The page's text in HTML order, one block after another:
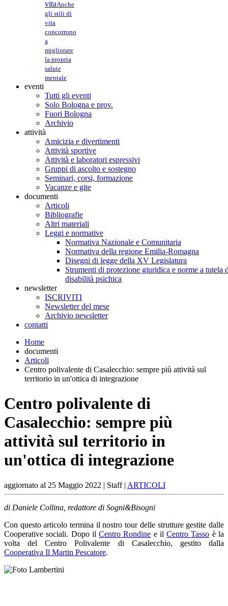
vitaAnche
gli stili di
vita
concorrono
a
migliorare
la propria
salute
mentale
eventi
Tutti gli eventi
Solo Bologna e prov.
Fuori Bologna
Archivio
attività
Amicizia e divertimenti
Attività sportive
Attività e laboratori espressivi
Gruppi di ascolto e sostegno
Seminari, corsi, formazione
Vacanze e gite
documenti
Articoli
Bibliografie
Altri materiali
Leggi e normative
Normativa Nazionale e Comunitaria
Normativa della regione Emilia-Romagna
Disegni di legge della XV Legislatura
Strumenti di protezione giuridica e norme a tutela
disabilità psichica
newsletter
ISCRIVITI
Newsletter del mese
Archivio newsletter
contatti
Home
documenti
Articoli
Centro polivalente di Casalecchio: sempre più attività sul
territorio in un'ottica di integrazione
Centro polivalente di
Casalecchio: sempre più
attività sul territorio in
un'ottica di integrazione
aggiornato al 25 Maggio 2022 | Staff | ARTICOLI
di Daniele Collina, redattore di Sogni&Bisogni
Con questo articolo termina il nostro tour delle strutture gestite dalle
Cooperative sociali. Dopo ilCentro Rondine e ilCentro Tasso è la
volta del Centro Polivalente di Casalecchio, gestito dalla
Cooperativa Il Martin Pescatore.